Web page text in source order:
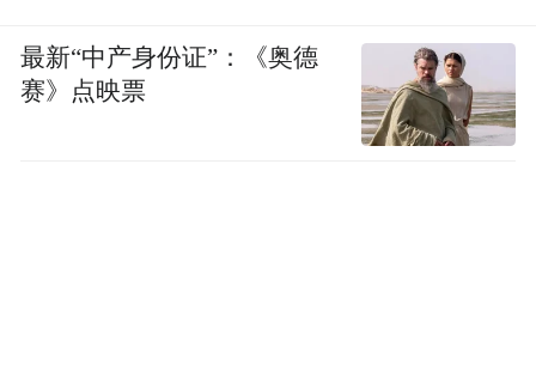
最新“中产身份证”：《奥德
赛》点映票